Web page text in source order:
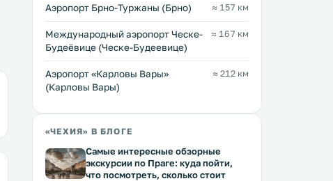
собственной ванной комнатой. .
Аэропорт Брно-Туржаны (Брно) ≈ 157 км
Международный аэропорт Ческе-
Будеёвице (Ческе-Будеевице)
≈ 167 км
Аэропорт «Карловы Вары»
(Карловы Вары)
≈ 212 км
«ЧЕХИЯ» В БЛОГЕ
Самые интересные обзорные
экскурсии по Праге: куда пойти,
что посмотреть, сколько стоит